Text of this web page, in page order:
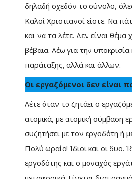
δηλαδή σχεδόν το σύνολο,
Καλοί Χριστιανοί είστε. Να
και να τα λέτε. Δεν είναι θέμα
βέβαια. Λέω για την υποκρισία
παράταξης, αλλά και άλλων.
Οι εργαζόμενοι δεν είναι
Λέτε όταν το ζητάει ο
ατομικά, με ατομική σύμβαση
συζητήσει με τον εργοδότη ή
Πολύ ωραία! Ίδιοι και οι δυο.
εργοδότης και ο μοναχός